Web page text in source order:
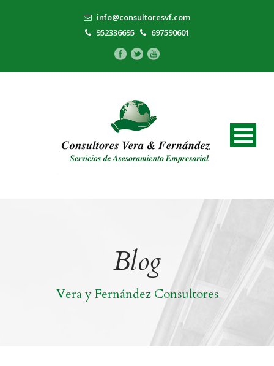
info@consultoresvf.com
952336695
697590601
Blog
Vera y Fernández Consultores